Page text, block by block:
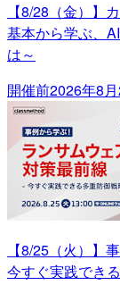
【8/28（金）】
基本から学ぶ、
は～
開催前2026年8
【8/25（火）】
今すぐ実践でき